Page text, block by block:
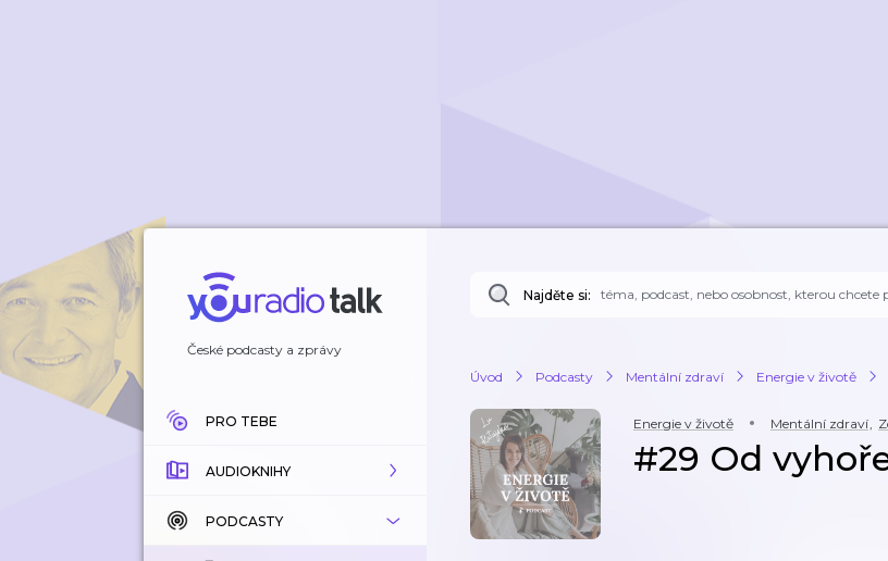
České podcasty a zprávy
PRO TEBE
AUDIOKNIHY
KATALOG
PODCASTY
Najděte si:
Úvod Podcasty Mentální zdraví Energie v životě
Energie v životě Mentální zdraví,
#29 Od